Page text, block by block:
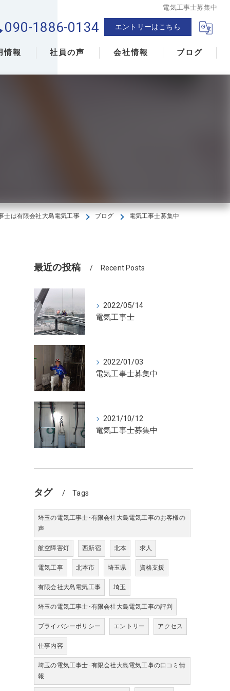
電気工事士募集中
090-1886-0134 エントリーはこちら
情報 社員の声 会社情報 ブログ
士は有限会社大島電気工事 ブログ 電気工事士募集中
最近の投稿 Recent Posts
2022/05/14
電気工事士
2022/01/03
電気工事士募集中
2021/10/12
電気工事士募集中
タグ Tags
埼玉の電気工事士･有限会社大島電気工事のお客様の
声
航空障害灯 西新宿 北本 求人
電気工事 北本市 埼玉県 資格支援
有限会社大島電気工事 埼玉
埼玉の電気工事士･有限会社大島電気工事の評判
プライバシーポリシー エントリー アクセス
仕事内容
埼玉の電気工事士･有限会社大島電気工事の口コミ情
報